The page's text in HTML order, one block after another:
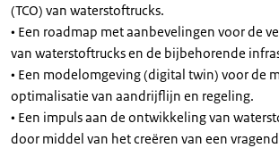
(TCO) van waterstoftrucks.
• Een roadmap met aanbevelingen voor de
van waterstoftrucks en de bijbehorende
• Een modelomgeving (digital twin) voor de
optimalisatie van aandrijflijn en regeling.
• Een impuls aan de ontwikkeling van
door middel van het creëren van een